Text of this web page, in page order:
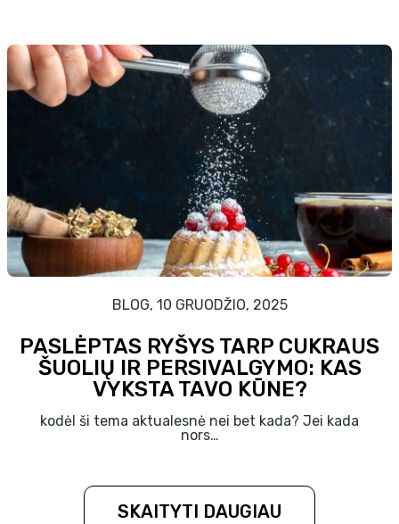
BLOG, 10 GRUODŽIO, 2025
PASLĖPTAS RYŠYS TARP CUKRAUS
ŠUOLIŲ IR PERSIVALGYMO: KAS
VYKSTA TAVO KŪNE?
kodėl ši tema aktualesnė nei bet kada? Jei kada
nors…
SKAITYTI DAUGIAU